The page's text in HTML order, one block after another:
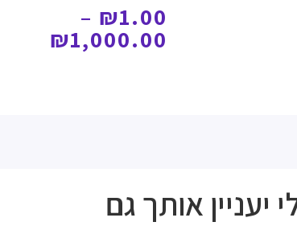
₪1.00
–
₪1,000.00
יעניין אותך גם